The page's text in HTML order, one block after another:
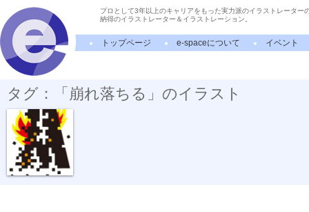
プロとして3年以上のキャリアをもった実力派のイラストレーター
納得のイラストレーター＆イラストレーション。
トップページ e-spaceについて イベント
タグ：「崩れ落ちる」のイラスト
崩れ落ちる